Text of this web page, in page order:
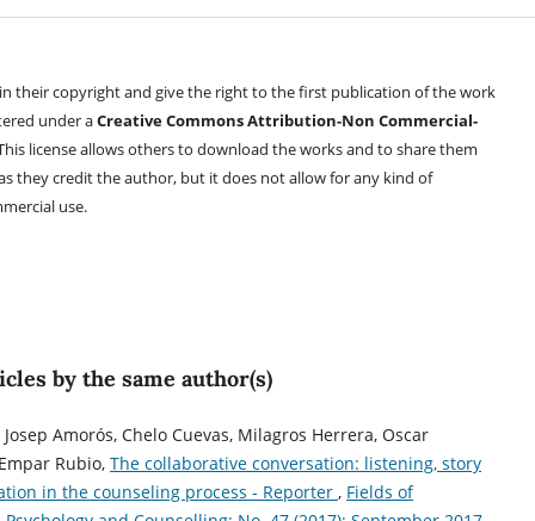
their copyright and give the right to the first publication of the work
under aCreative Commons Attribution-Non Commercial-
license allows others to download the works and to share them
they credit the author, but it does not allow for any kind of
use.
by the same author(s)
Amorós, Chelo Cuevas, Milagros Herrera, Oscar
Rubio,The collaborative conversation: listening, story
in the counseling process - Reporter , Fields of